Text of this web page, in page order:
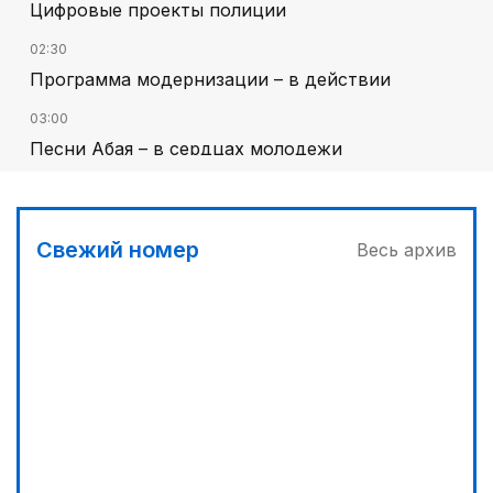
Цифровые проекты полиции
02:30
Программа модернизации – в действии
03:00
Песни Абая – в сердцах молодежи
От увлечения – к мечте
00:00
Свежий номер Весь архив